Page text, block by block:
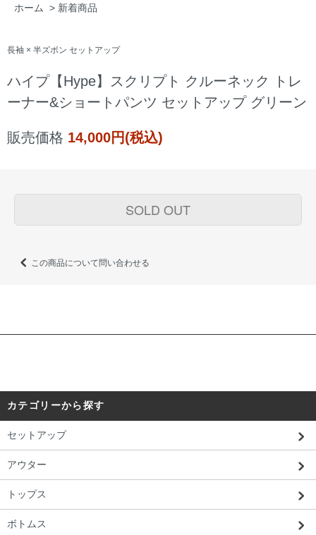
ホーム > 新着商品
長袖 × 半ズボン セットアップ
ハイプ【Hype】スクリプト クルーネック トレ
ーナー&ショートパンツ セットアップ グリーン
販売価格 14,000円(税込)
SOLD OUT
この商品について問い合わせる
カテゴリーから探す
セットアップ
アウター
トップス
ボトムス